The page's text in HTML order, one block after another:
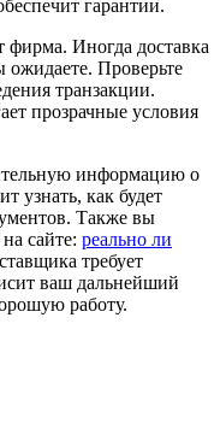
гарантии.
фирма. Иногда доставка
ожидаете. Проверьте
транзакции.
прозрачные условия
информацию о
узнать, как будет
Также вы
сайте: реально ли
требует
ваш дальнейший
работу.